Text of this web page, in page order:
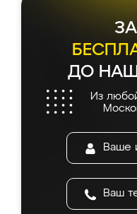
ДО
Из